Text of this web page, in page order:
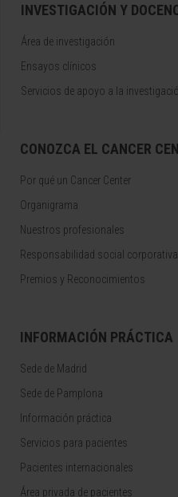
INVESTIGACIÓN Y
Área de investigación
Ensayos clínicos
Servicios de apoyo a la
CONOZCA EL CANCER
Por qué un Cancer Center
Organigrama
Nuestros profesionales
Responsabilidad social corporativa
Premios y Reconocimientos
INFORMACIÓN PRÁCTICA
Sede de Madrid
Sede de Pamplona
Información práctica
Servicios para pacientes
Pacientes internacionales
Área privada de pacientes